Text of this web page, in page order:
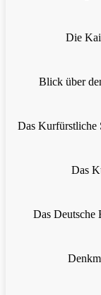
Die
Blick über
Das Kurfürstliche
Das
Das Deutsche